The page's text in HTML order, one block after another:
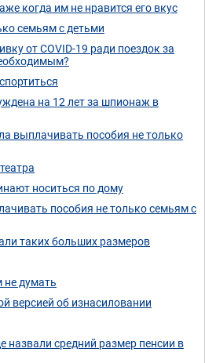
когда им не нравится его вкус
семьям с детьми
от COVID-19 ради поездок за
на 12 лет за шпионаж в
выплачивать пособия не только
носиться по дому
пособия не только семьям с
таких больших размеров
не думать
версией об изнасиловании
назвали средний размер пенсии в